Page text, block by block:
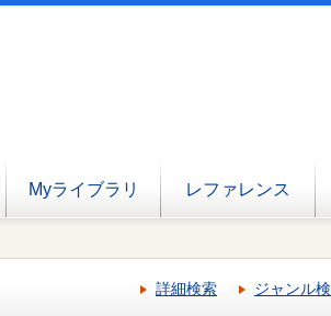
Myライブラリ レファレンス
詳細検索 ジャンル